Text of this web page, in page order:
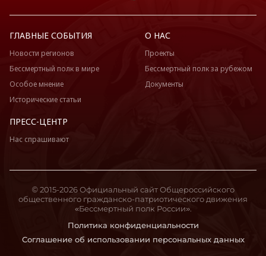
ГЛАВНЫЕ СОБЫТИЯ
Новости регионов
Бессмертный полк в мире
Особое мнение
Исторические статьи
О НАС
Проекты
Бессмертный полк за рубежом
Документы
ПРЕСС-ЦЕНТР
Нас спрашивают
Политика конфиденциальности
Соглашение об использовании персональных данных
© 2015-2026 Официальный сайт Общероссийского
общественного гражданско-патриотического движения
«Бессмертный полк России».